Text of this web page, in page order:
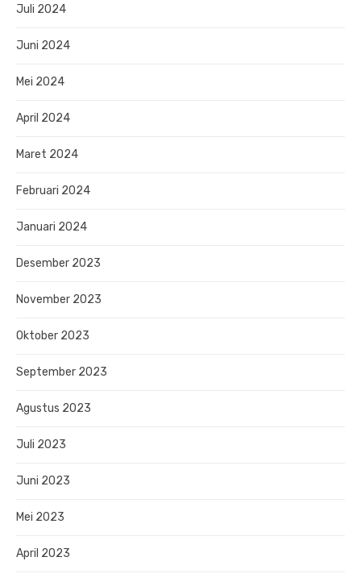
Juli 2024
Juni 2024
Mei 2024
April 2024
Maret 2024
Februari 2024
Januari 2024
Desember 2023
November 2023
Oktober 2023
September 2023
Agustus 2023
Juli 2023
Juni 2023
Mei 2023
April 2023